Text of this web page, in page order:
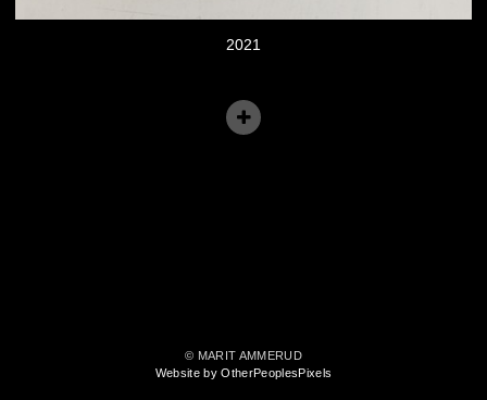
2021
© MARIT AMMERUD
Website by OtherPeoplesPixels